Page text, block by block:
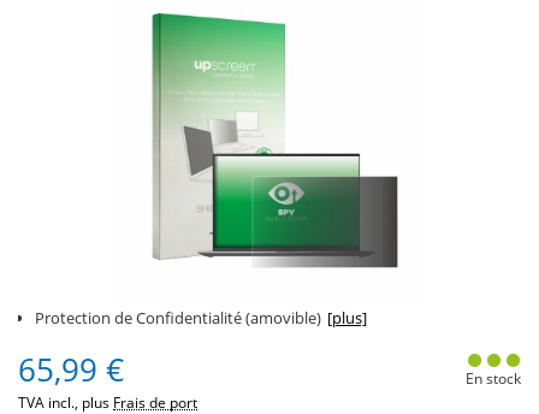
Protection de Confidentialité (amovible) [plus]
65,99 €
TVA incl., plus Frais de port
En stock